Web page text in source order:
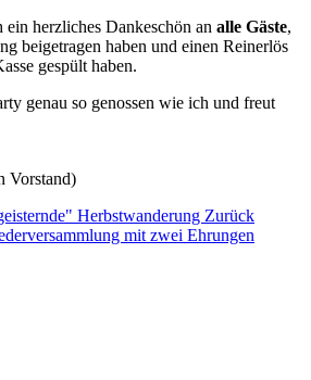
herzliches Dankeschön an alle Gäste,
beigetragen haben und einen Reinerlös
gespült haben.
genau so genossen wie ich und freut
Vorstand)
Herbstwanderung Zurück
mit zwei Ehrungen